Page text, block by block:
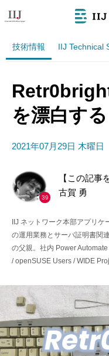
技術情報 IIJ Technical
を漂白する
2021年07月29日 木曜日
39
【この記事
古賀 勇
IIJ ネットワーク本部アプリ
の運用業務とサーバ証明書関
の父親。社内 Power
/ openSUSE Users / WIDE